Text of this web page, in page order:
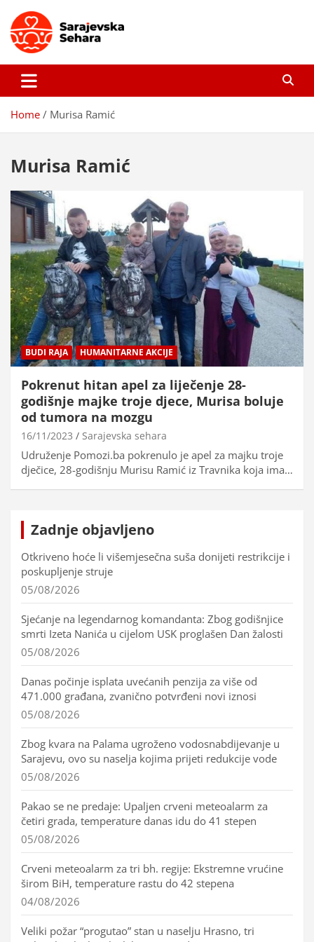
content
Sarajevska sehara
Home Murisa Ramić
Murisa Ramić
BUDI RAJA HUMANITARNE AKCIJE
Pokrenut hitan apel za liječenje 28-
godišnje majke troje djece, Murisa boluje
od tumora na mozgu
16/11/2023 Sarajevska sehara
Udruženje Pomozi.ba pokrenulo je apel za majku troje
dječice, 28-godišnju Murisu Ramić iz Travnika koja ima…
Zadnje objavljeno
Otkriveno hoće li višemjesečna suša donijeti restrikcije i
poskupljenje struje
05/08/2026
Sjećanje na legendarnog komandanta: Zbog godišnjice
smrti Izeta Nanića u cijelom USK proglašen Dan žalosti
05/08/2026
Danas počinje isplata uvećanih penzija za više od
471.000 građana, zvanično potvrđeni novi iznosi
05/08/2026
Zbog kvara na Palama ugroženo vodosnabdijevanje u
Sarajevu, ovo su naselja kojima prijeti redukcije vode
05/08/2026
Pakao se ne predaje: Upaljen crveni meteoalarm za
četiri grada, temperature danas idu do 41 stepen
05/08/2026
Crveni meteoalarm za tri bh. regije: Ekstremne vrućine
širom BiH, temperature rastu do 42 stepena
04/08/2026
Veliki požar “progutao” stan u naselju Hrasno, tri